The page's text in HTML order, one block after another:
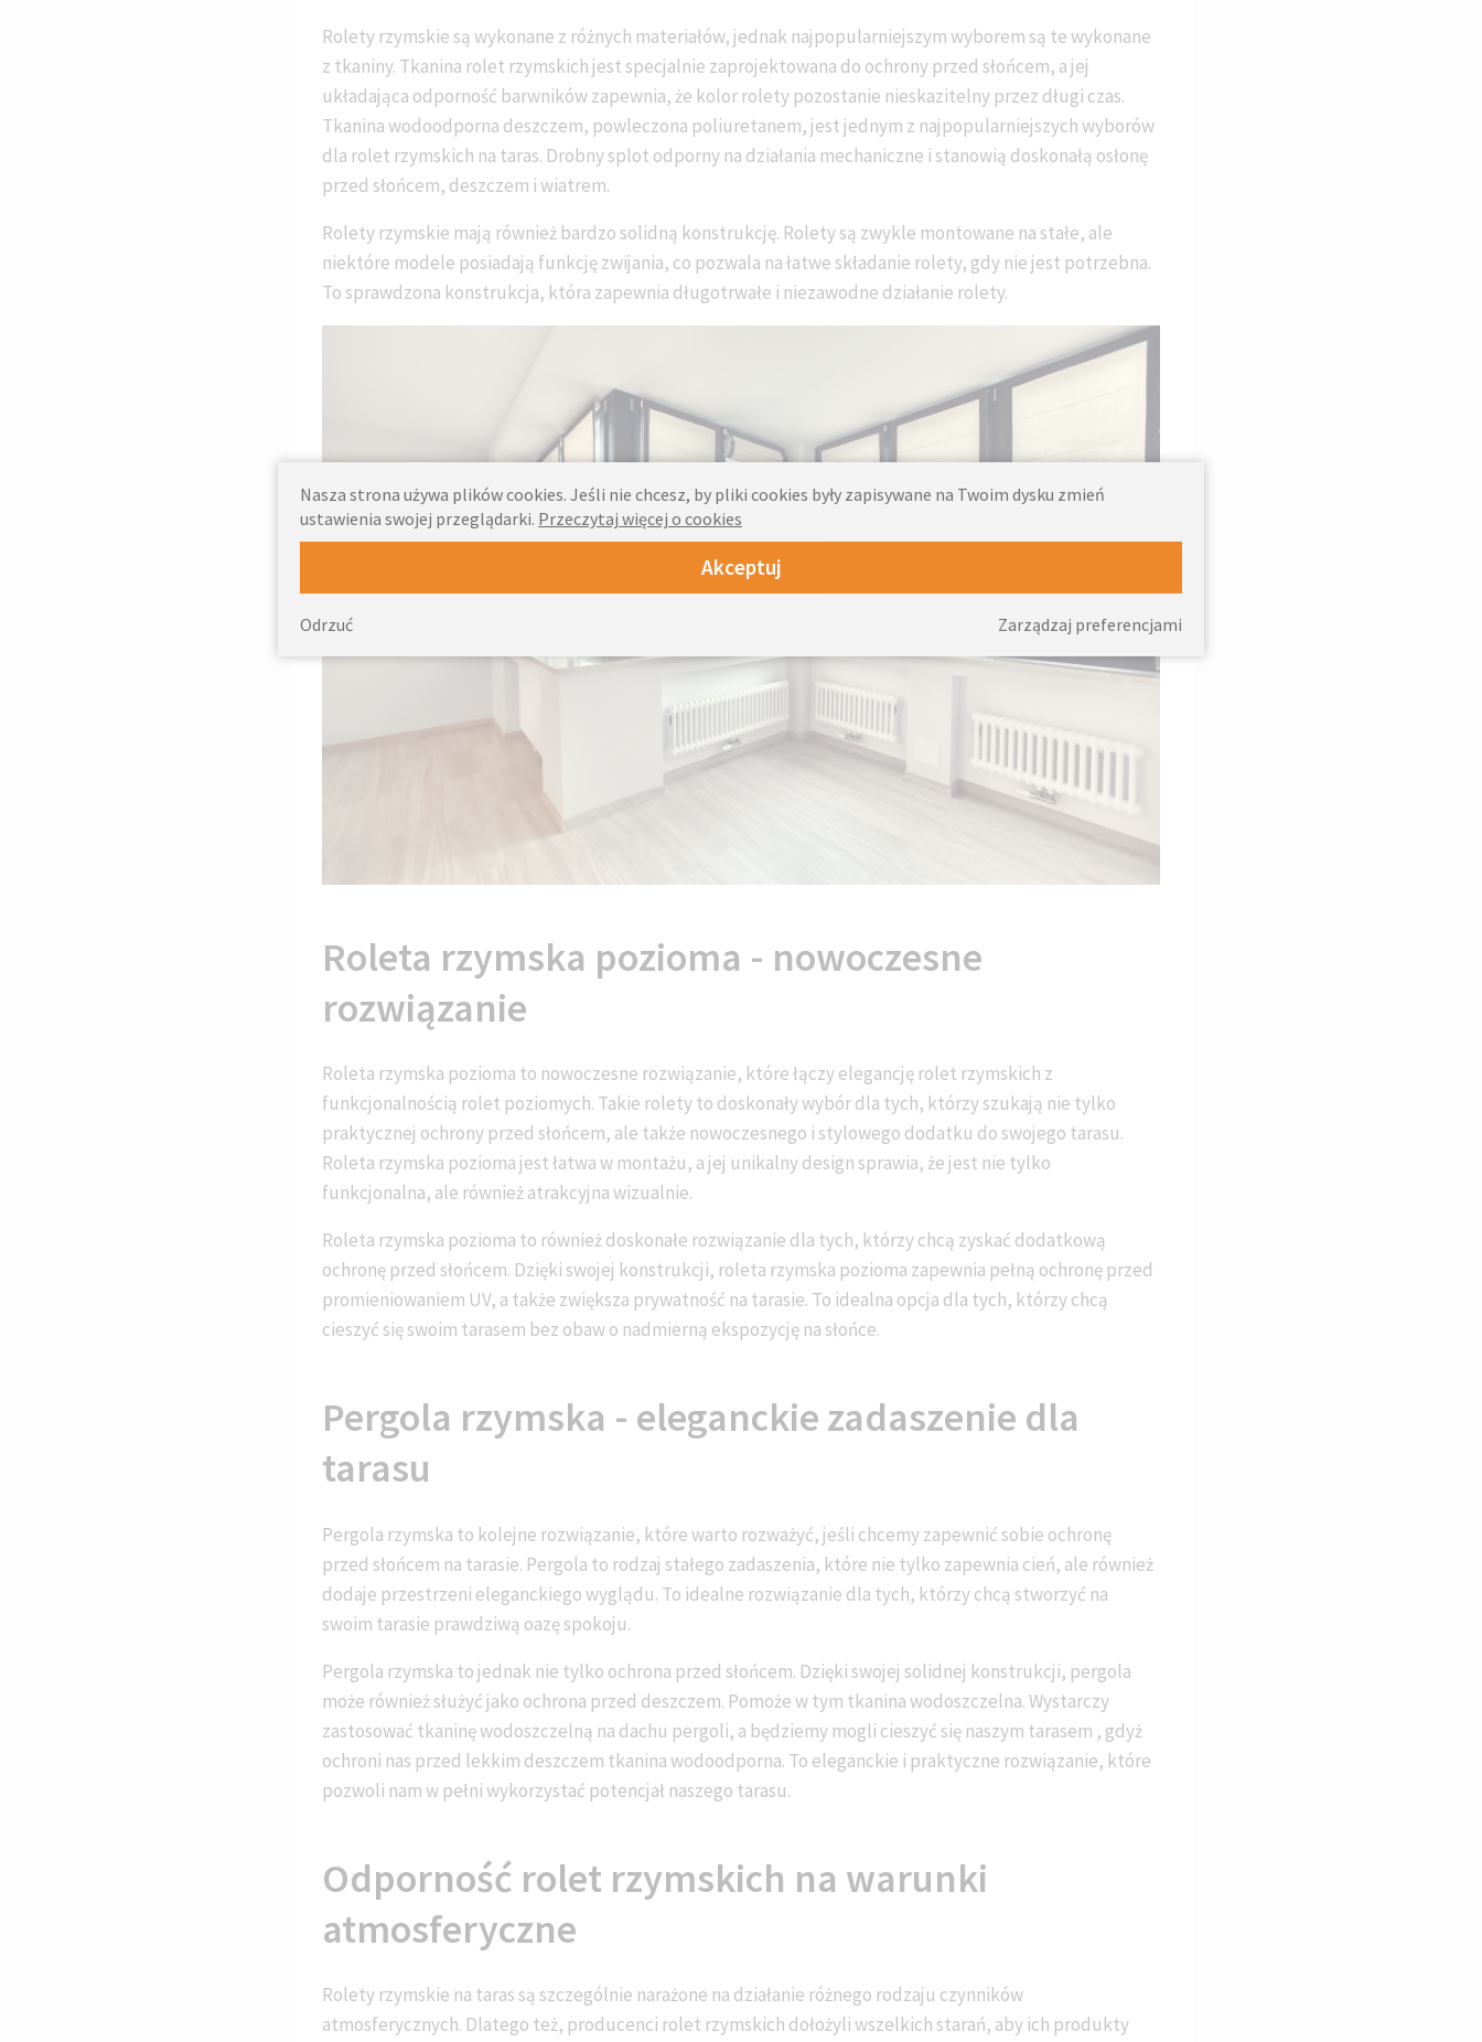
Rolety rzymskie są wykonane z różnych materiałów, jednak najpopularniejszym wyborem są te wykonane
z tkaniny. Tkanina rolet rzymskich jest specjalnie zaprojektowana do ochrony przed słońcem, a jej
układająca odporność barwników zapewnia, że kolor rolety pozostanie nieskazitelny przez długi czas.
Tkanina wodoodporna deszczem, powleczona poliuretanem, jest jednym z najpopularniejszych wyborów
dla rolet rzymskich na taras. Drobny splot odporny na działania mechaniczne i stanowią doskonałą osłonę
przed słońcem, deszczem i wiatrem.
Rolety rzymskie mają również bardzo solidną konstrukcję. Rolety są zwykle montowane na stałe, ale
niektóre modele posiadają funkcję zwijania, co pozwala na łatwe składanie rolety, gdy nie jest potrzebna.
To sprawdzona konstrukcja, która zapewnia długotrwałe i niezawodne działanie rolety.
Roleta rzymska pozioma - nowoczesne
rozwiązanie
Roleta rzymska pozioma to nowoczesne rozwiązanie, które łączy elegancję rolet rzymskich z
funkcjonalnością rolet poziomych. Takie rolety to doskonały wybór dla tych, którzy szukają nie tylko
praktycznej ochrony przed słońcem, ale także nowoczesnego i stylowego dodatku do swojego tarasu.
Roleta rzymska pozioma jest łatwa w montażu, a jej unikalny design sprawia, że jest nie tylko
funkcjonalna, ale również atrakcyjna wizualnie.
Roleta rzymska pozioma to również doskonałe rozwiązanie dla tych, którzy chcą zyskać dodatkową
ochronę przed słońcem. Dzięki swojej konstrukcji, roleta rzymska pozioma zapewnia pełną ochronę przed
promieniowaniem UV, a także zwiększa prywatność na tarasie. To idealna opcja dla tych, którzy chcą
cieszyć się swoim tarasem bez obaw o nadmierną ekspozycję na słońce.
Pergola rzymska - eleganckie zadaszenie dla
tarasu
Pergola rzymska to kolejne rozwiązanie, które warto rozważyć, jeśli chcemy zapewnić sobie ochronę
przed słońcem na tarasie. Pergola to rodzaj stałego zadaszenia, które nie tylko zapewnia cień, ale również
dodaje przestrzeni eleganckiego wyglądu. To idealne rozwiązanie dla tych, którzy chcą stworzyć na
swoim tarasie prawdziwą oazę spokoju.
Pergola rzymska to jednak nie tylko ochrona przed słońcem. Dzięki swojej solidnej konstrukcji, pergola
może również służyć jako ochrona przed deszczem. Pomoże w tym tkanina wodoszczelna. Wystarczy
zastosować tkaninę wodoszczelną na dachu pergoli, a będziemy mogli cieszyć się naszym tarasem , gdyż
ochroni nas przed lekkim deszczem tkanina wodoodporna. To eleganckie i praktyczne rozwiązanie, które
pozwoli nam w pełni wykorzystać potencjał naszego tarasu.
Odporność rolet rzymskich na warunki
atmosferyczne
Rolety rzymskie na taras są szczególnie narażone na działanie różnego rodzaju czynników
atmosferycznych. Dlatego też, producenci rolet rzymskich dołożyli wszelkich starań, aby ich produkty
Nasza strona używa plików cookies. Jeśli nie chcesz, by pliki cookies były zapisywane na Twoim dysku zmień
ustawienia swojej przeglądarki. Przeczytaj więcej o cookies
Akceptuj
Zarządzaj preferencjami
Odrzuć